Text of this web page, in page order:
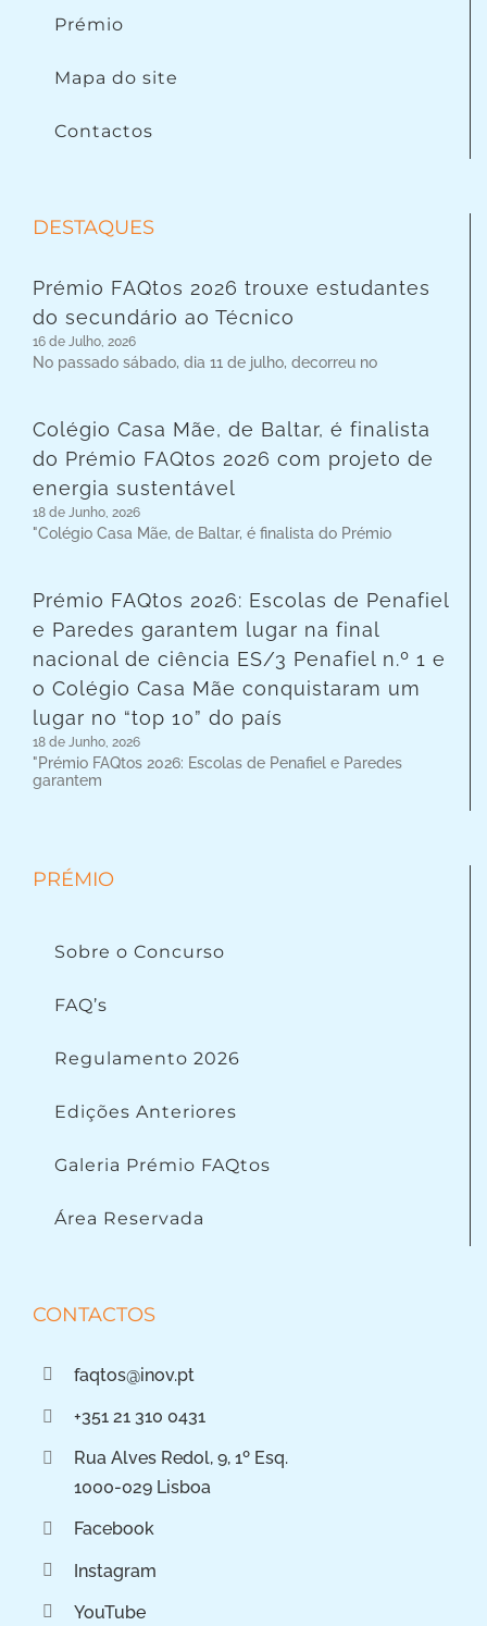
Prémio
Mapa do site
Contactos
DESTAQUES
Prémio FAQtos 2026 trouxe estudantes
do secundário ao Técnico
16 de Julho, 2026
No passado sábado, dia 11 de julho, decorreu no
Colégio Casa Mãe, de Baltar, é finalista
do Prémio FAQtos 2026 com projeto de
energia sustentável
18 de Junho, 2026
"Colégio Casa Mãe, de Baltar, é finalista do Prémio
Prémio FAQtos 2026: Escolas de Penafiel
e Paredes garantem lugar na final
nacional de ciência ES/3 Penafiel n.º 1 e
o Colégio Casa Mãe conquistaram um
lugar no “top 10” do país
18 de Junho, 2026
"Prémio FAQtos 2026: Escolas de Penafiel e Paredes
garantem
PRÉMIO
Sobre o Concurso
FAQ’s
Regulamento 2026
Edições Anteriores
Galeria Prémio FAQtos
Área Reservada
CONTACTOS
faqtos@inov.pt
+351 21 310 0431
Rua Alves Redol, 9, 1º Esq.
1000-029 Lisboa
Facebook
Instagram
YouTube